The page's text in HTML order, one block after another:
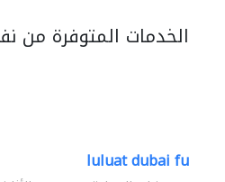
الخدمات المتوفرة من
luluat dubai